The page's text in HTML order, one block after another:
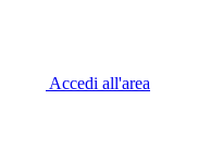
Accedi all'area